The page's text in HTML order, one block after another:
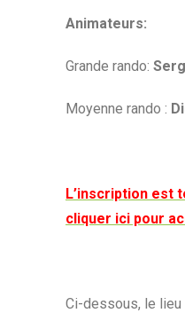
Animateurs:
Grande rando:
Moyenne rando :
L’inscription est
cliquer ici pour
Ci-dessous, le